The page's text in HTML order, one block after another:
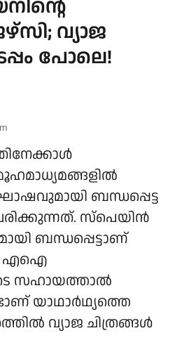
വ്യാജ
പോലെ!
ബന്ധപ്പെട്ട
സ്‌പെയിൻ
ബന്ധപ്പെട്ടാണ്
എഐ
സഹായത്താൽ
യാഥാർഥ്യത്തെ
വ്യാജ ചിത്രങ്ങൾ